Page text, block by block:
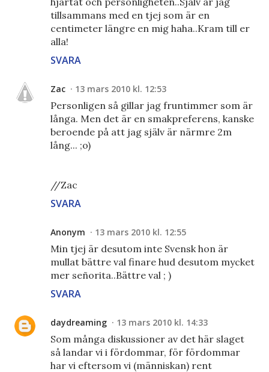
tillsammans med en tjej som är en
centimeter längre en mig haha..Kram till er
alla!
SVARA
Zac 13 mars 2010 kl. 12:53
Personligen så gillar jag fruntimmer som är
långa. Men det är en smakpreferens, kanske
beroende på att jag själv är närmre 2m
lång... ;o)
//Zac
SVARA
Anonym 13 mars 2010 kl. 12:55
Min tjej är desutom inte Svensk hon är
mullat bättre val finare hud desutom mycket
mer señorita..Bättre val ; )
SVARA
daydreaming 13 mars 2010 kl. 14:33
Som många diskussioner av det här slaget
så landar vi i fördommar, för fördommar
har vi eftersom vi (människan) rent